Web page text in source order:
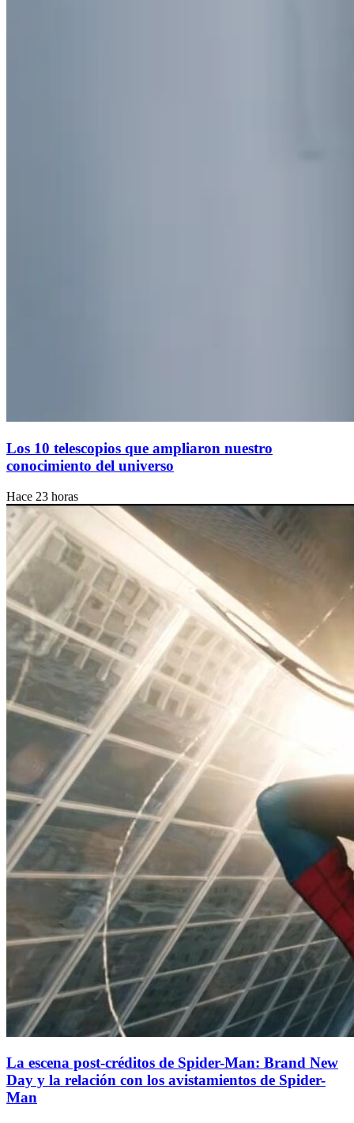
Los 10 telescopios que ampliaron nuestro
conocimiento del universo
Hace 23 horas
La escena post-créditos de Spider-Man: Brand New
Day y la relación con los avistamientos de Spider-
Man